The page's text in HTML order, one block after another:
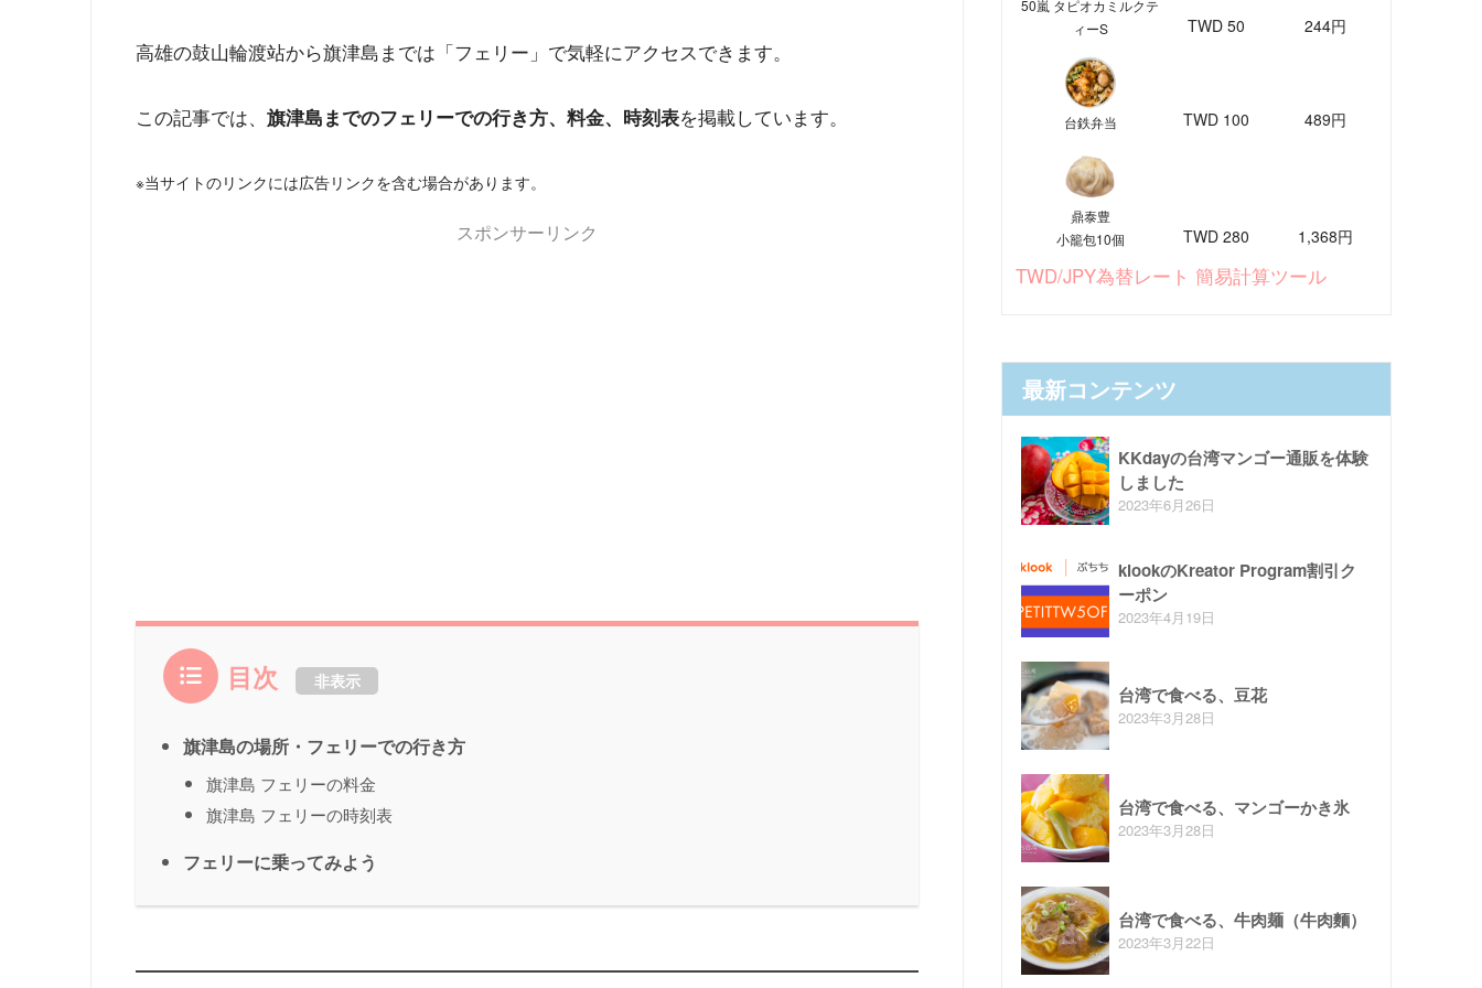
高雄の鼓山輪渡站から旗津島までは「フェリー」で気軽にアクセスできます。
この記事では、 旗津島までのフェリーでの行き方、料金、時刻表を掲載しています。
※当サイトのリンクには広告リンクを含む場合があります。
スポンサーリンク
目次 非表示
旗津島の場所・フェリーでの行き方
旗津島 フェリーの料金
旗津島 フェリーの時刻表
フェリーに乗ってみよう
50嵐 タピオカミルクテ
ィーS
TWD 50 244円
台鉄弁当 TWD 100 489円
鼎泰豊
小籠包10個
TWD 280 1,368円
TWD/JPY為替レート 簡易計算ツール
最新コンテンツ
KKdayの台湾マンゴー通販を体験
しました
2023年6月26日
klookのKreator Program割引ク
ーポン
2023年4月19日
台湾で食べる、豆花
2023年3月28日
台湾で食べる、マンゴーかき氷
2023年3月28日
台湾で食べる、牛肉麺（牛肉麵）
2023年3月22日